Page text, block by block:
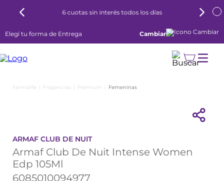
6 cuotas sin interés todos los días
Elegí tu forma de Entrega Cambiar
Fragancias Premium Femeninas
ARMAF CLUB DE NUIT
Armaf Club De Nuit Intense Women
Edp 105Ml
6085010094977